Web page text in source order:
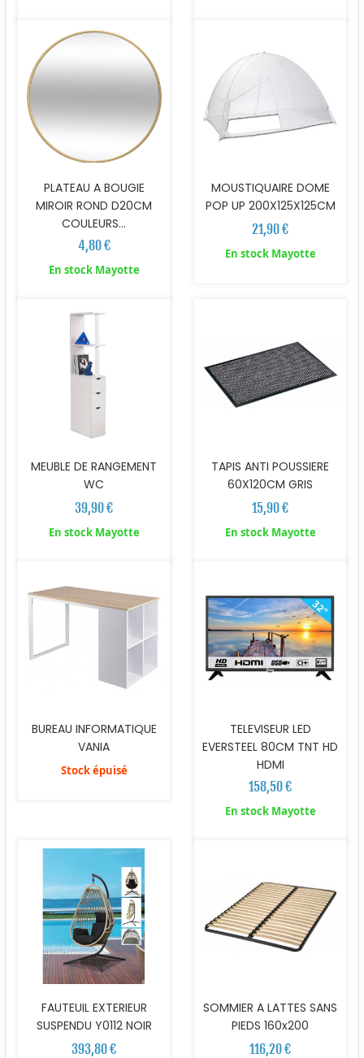
PLATEAU A BOUGIE
MIROIR ROND D20CM
COULEURS...
4,80 €
En stock Mayotte
MOUSTIQUAIRE DOME
POP UP 200X125X125CM
21,90 €
En stock Mayotte
MEUBLE DE RANGEMENT
WC
39,90 €
En stock Mayotte
TAPIS ANTI POUSSIERE
60X120CM GRIS
15,90 €
En stock Mayotte
BUREAU INFORMATIQUE
VANIA
Stock épuisé
TELEVISEUR LED
EVERSTEEL 80CM TNT HD
HDMI
158,50 €
En stock Mayotte
FAUTEUIL EXTERIEUR
SUSPENDU Y0112 NOIR
393,80 €
SOMMIER A LATTES SANS
PIEDS 160x200
116,20 €